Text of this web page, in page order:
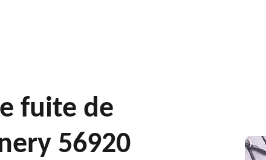
fuite de
56920